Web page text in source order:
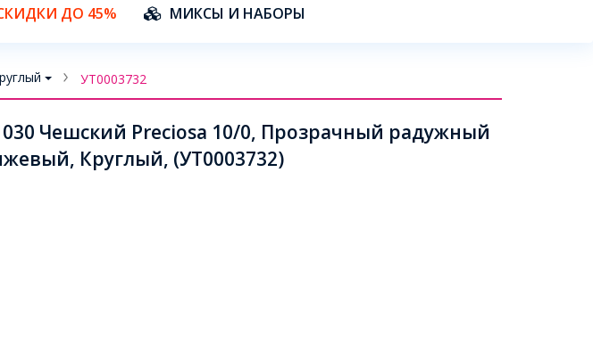
ДО 45% МИКСЫ И НАБОРЫ
УТ0003732
Чешский Preciosa 10/0, Прозрачный радужный
Круглый, (УТ0003732)